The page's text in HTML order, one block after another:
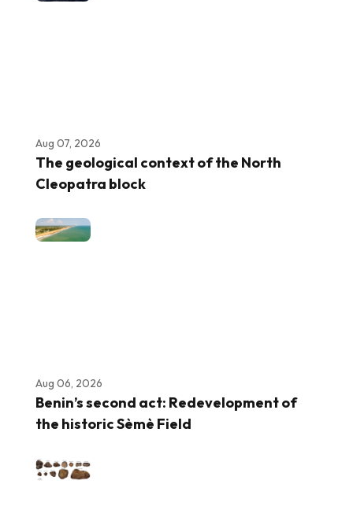
Aug 07, 2026
The geological context of the North
Cleopatra block
Aug 06, 2026
Benin’s second act: Redevelopment of
the historic Sèmè Field